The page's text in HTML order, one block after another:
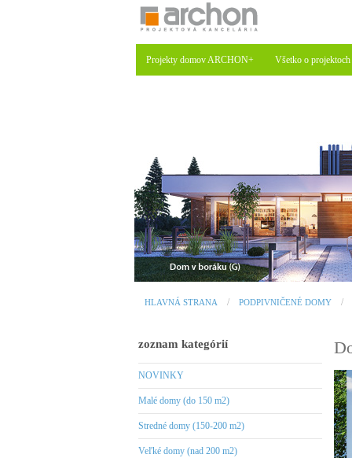
Projekty domov ARCHON+ Všetko o projektoch
HLAVNÁ STRANA PODPIVNIČENÉ DOMY
zoznam kategórií
NOVINKY
Malé domy (do 150 m2)
Stredné domy (150-200 m2)
Veľké domy (nad 200 m2)